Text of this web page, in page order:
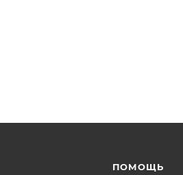
ПОМОЩЬ